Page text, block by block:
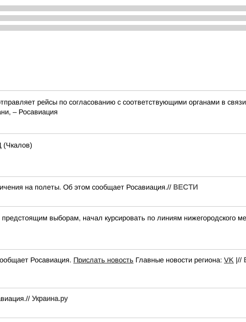
рейсы по согласованию с соответствующими органами в
– Росавиация
на полеты. Об этом сообщает Росавиация.// ВЕСТИ
выборам, начал курсировать по линиям нижегородского
Росавиация. Прислать новость Главные новости региона: VK |//
Украина.ру